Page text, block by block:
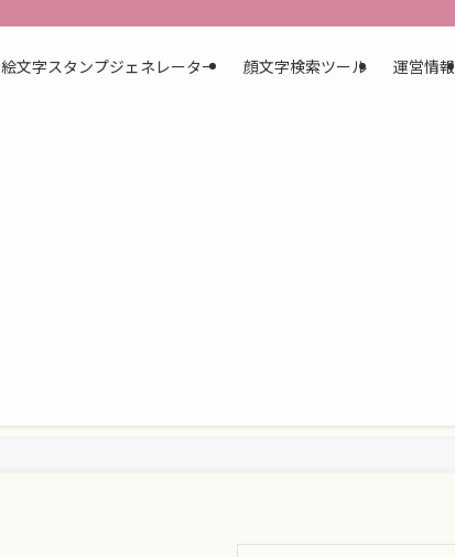
絵文字スタンプジェネレーター 顔文字検索ツール 運営情報